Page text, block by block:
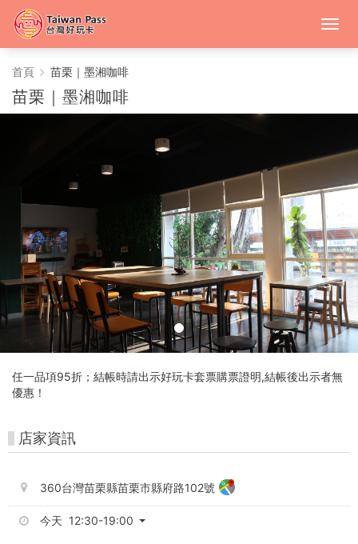
苗
栗
湘
咖
啡
中
台
灣
好
玩
卡
首頁 苗栗｜墨湘咖啡
苗栗｜墨湘咖啡
任一品項95折；結帳時請出示好玩卡套票購票證明,結帳後出示者無
優惠！
店家資訊
360台灣苗栗縣苗栗市縣府路102號
今天 12:30-19:00